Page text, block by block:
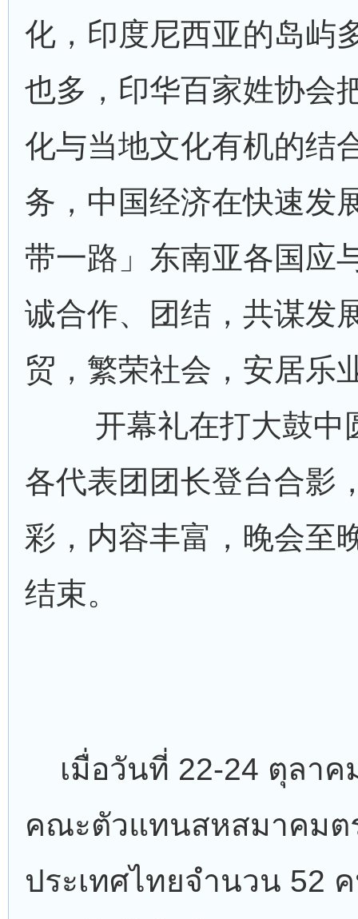
化，印度尼西亚的岛屿
也多，印华百家姓协会
化与当地文化有机的结
务，中国经济在快速发
带一路」东南亚各国应
诚合作、团结，共谋发
贸，繁荣社会，安居乐
开幕礼在打大鼓中
各代表团团长登台合影
彩，内容丰富，晚会至
结束。
เมื่อวันที่ 22-24 ตุลาค
คณะตัวแทนสหสมาคมต
ประเทศไทยจำนวน 52